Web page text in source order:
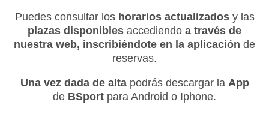
Puedes consultar los horarios actualizadosy las
plazas disponibles accediendo a través de
nuestra web, inscribiéndote en la aplicación de
reservas.
Una vez dada de altapodrás descargar la App
de BSport para Android o Iphone.